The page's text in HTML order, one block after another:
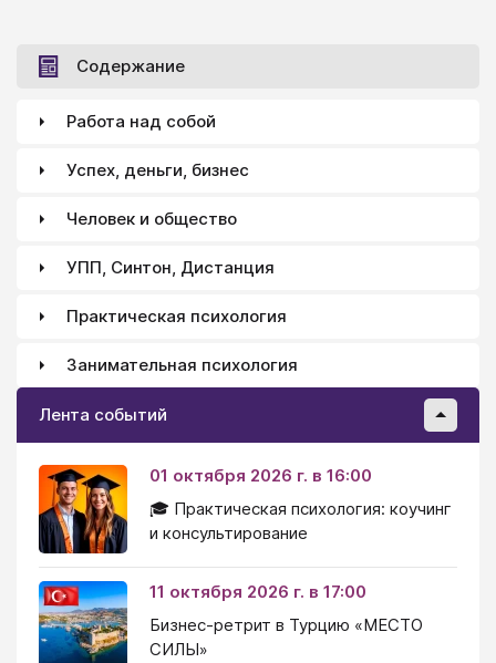
Содержание
Работа над собой
Успех, деньги, бизнес
Человек и общество
УПП, Синтон, Дистанция
Практическая психология
Занимательная психология
Лента событий
01 октября 2026 г. в 16:00
🎓 Практическая психология: коучинг
и консультирование
11 октября 2026 г. в 17:00
Бизнес-ретрит в Турцию «МЕСТО
СИЛЫ»